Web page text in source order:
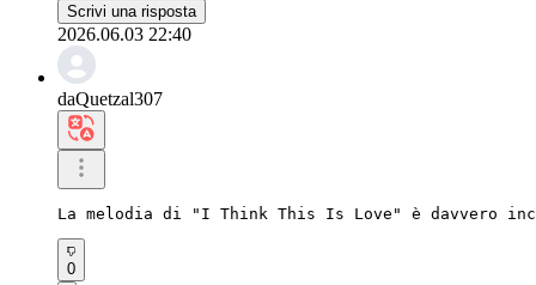
Scrivi una risposta
2026.06.03 22:40
daQuetzal307
La melodia di "I Think This Is Love" è davvero
0